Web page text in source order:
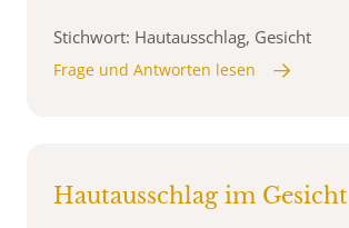
Stichwort: Hautausschlag, Gesicht
Frage und Antworten lesen
Hautausschlag im Gesicht